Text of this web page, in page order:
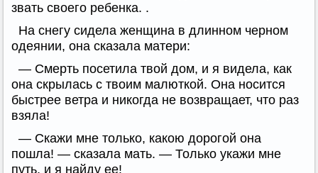
звать своего ребенка. .
На снегу сидела женщина в длинном черном
одеянии, она сказала матери:
— Смерть посетила твой дом, и я видела, как
она скрылась с твоим малюткой. Она носится
быстрее ветра и никогда не возвращает, что раз
взяла!
— Скажи мне только, какою дорогой она
пошла! — сказала мать. — Только укажи мне
путь, и я найду ее!